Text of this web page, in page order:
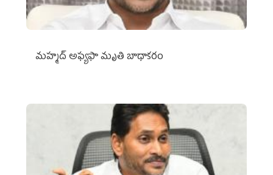
మహ్మద్‌ అఫ్యఫా మృతి బాధాకరం